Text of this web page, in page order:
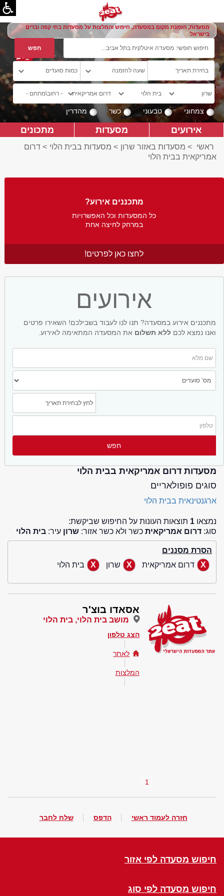
מסעדות, הזמנת מקום במסעדה, חיפוש והמלצות על מסעדות בתי קפה וברים
בישראל
צמחוני טבעוני כשר מהדרין
אירועים מסעדות מתכונים
ראשי > מסעדות באזור שרון > מסעדות בבית הלוי > דרום
אמריקאית בבית הלוי
מתכננים אירוע?
כל המסעדות וכל האפשרויות
במרחק לחיצה אחת
לחצו כאן לפרטים!
אירועים
מתכננים אירוע במסעדה? תנו לנו לעבוד בשבילכם! השאירו פרטים
ואנו נמצא לכם ללא תשלום את המסעדה המתאימה לאירוע.
מסעדות דרום אמריקאית בבית הלוי
סוגים פופולאריים
ארגנטינאית בבית הלוי
נמצאו 1 תוצאות העונות על החיפוש שביקשת:
סוג: דרום אמריקאית כשר ולא כשר אזור: שרון עיר: בית הלוי
הסרת מסננים
דרום אמריקאית
שרון בית הלוי
אסאדו בוצ'ר
מושב בית הלוי, בית הלוי
הצג טלפון
לאתר
המלצות
1
חזרה לעמוד ראשי הדפס שלח לחבר
חיפוש מסעדה לפי אזור
חיפוש מסעדה לפי סוג